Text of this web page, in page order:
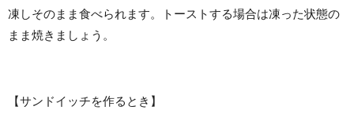
凍しそのまま食べられます。トーストする場合は凍った状態の
まま焼きましょう。
【サンドイッチを作るとき】